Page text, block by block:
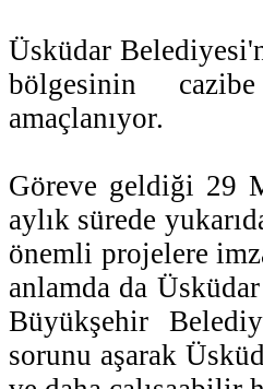
Üsküdar
bölgesinin
amaçlanıyor.
Göreve geldiği 29
aylık sürede
önemli projelere
anlamda da
Büyükşehir
sorunu aşarak